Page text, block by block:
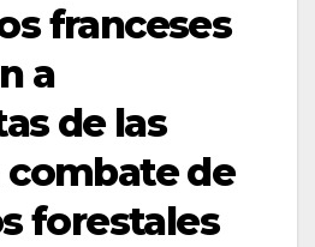
franceses
a
de las
combate de
forestales